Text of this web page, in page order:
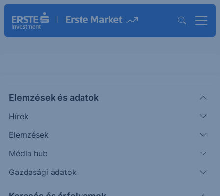
Elemzések és adatok
Hírek
Elemzések
Média hub
Gazdasági adatok
DFH(USA)
Dream Finders Homes Inc.
14.27
Időpont: 26.08.07. 17:45
Előző záró:
14.02
Árfolyamértesítő rögzítése